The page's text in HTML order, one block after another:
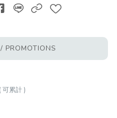
PROMOTIONS
累計 )